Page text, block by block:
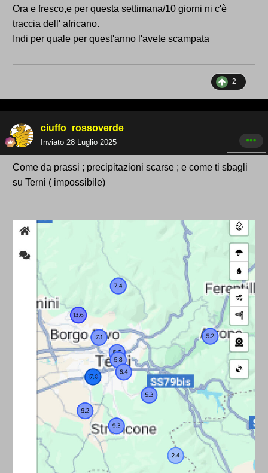
Ora e fresco,e per questa settimana/10 giorni ni c'è
traccia dell' africano.
Indi per quale per quest'anno l'avete scampata
2
ciuffo_rossoverde
Inviato 28 Luglio 2025
Come da prassi ; precipitazioni scarse ; e come ti sbagli
su Terni ( impossibile)